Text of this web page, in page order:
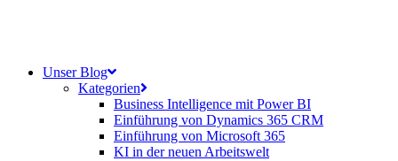
search
Menu
Unser Blog
Kategorien
Business Intelligence mit Power BI
Einführung von Dynamics 365 CRM
Einführung von Microsoft 365
KI in der neuen Arbeitswelt